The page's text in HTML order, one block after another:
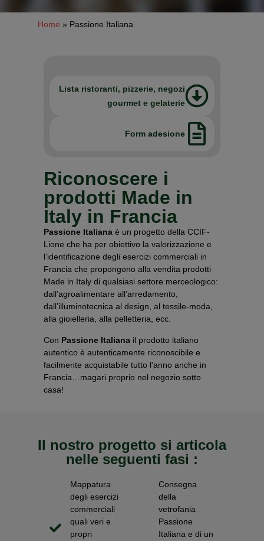
Home » Passione Italiana
Lista ristoranti, pizzerie, negozi
gourmet e gelaterie
Form adesione
Riconoscere i
prodotti Made in
Italy in Francia
Passione Italiana è un progetto della CCIF-
Lione che ha per obiettivo la valorizzazione e
l’identificazione degli esercizi commerciali in
Francia che propongono alla vendita prodotti
Made in Italy di qualsiasi settore merceologico:
dall’agroalimentare all’arredamento,
dall’illuminotecnica al design, al tessile-moda,
alla gioielleria, alla pelletteria, ecc.
Con Passione Italiana il prodotto italiano
autentico è autenticamente riconoscibile e
facilmente acquistabile tutto l’anno anche in
Francia…magari proprio nel negozio sotto
casa!
Il nostro progetto si articola
nelle seguenti fasi :
Mappatura
degli esercizi
commerciali
quali veri e
propri
Consegna
della
vetrofania
Passione
Italiana e di un